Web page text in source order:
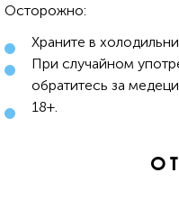
Осторожно:
Храните в
При случайном
обратитесь за
18+.